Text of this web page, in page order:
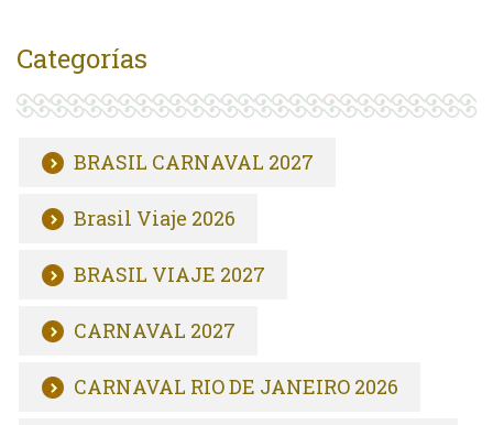
Categorías
BRASIL CARNAVAL 2027
Brasil Viaje 2026
BRASIL VIAJE 2027
CARNAVAL 2027
CARNAVAL RIO DE JANEIRO 2026